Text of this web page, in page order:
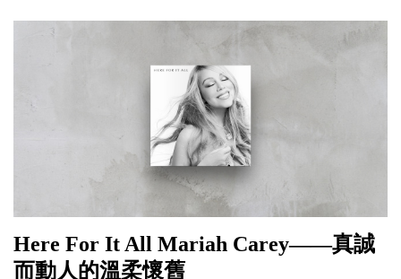
Here For It All Mariah Carey——真誠
而動人的溫柔懷舊